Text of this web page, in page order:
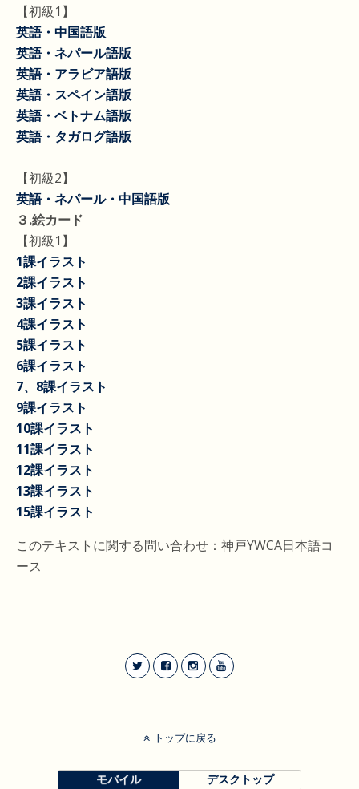
【初級1】
英語・中国語版
英語・ネパール語版
英語・アラビア語版
英語・スペイン語版
英語・ベトナム語版
英語・タガログ語版
【初級2】
英語・ネパール・中国語版
３.絵カード
【初級1】
1課イラスト
2課イラスト
3課イラスト
4課イラスト
5課イラスト
6課イラスト
7、8課イラスト
9課イラスト
10課イラスト
11課イラスト
12課イラスト
13課イラスト
15課イラスト
このテキストに関する問い合わせ：神戸YWCA日本語コ
ース
トップに戻る
モバイル デスクトップ